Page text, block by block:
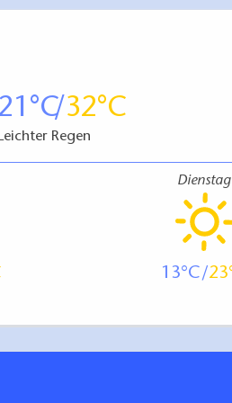
32
Regen
Dienstag
13 23